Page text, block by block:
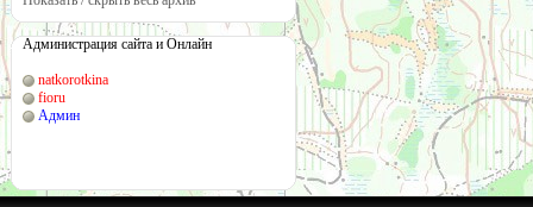
Администрация сайта и Онлайн
natkorotkina
fioru
Админ